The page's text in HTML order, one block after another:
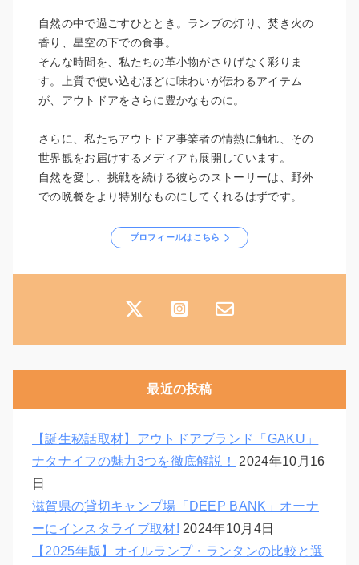
自然の中で過ごすひととき。ランプの灯り、焚き火の
香り、星空の下での食事。
そんな時間を、私たちの革小物がさりげなく彩りま
す。上質で使い込むほどに味わいが伝わるアイテム
が、アウトドアをさらに豊かなものに。
さらに、私たちアウトドア事業者の情熱に触れ、その
世界観をお届けするメディアも展開しています。
自然を愛し、挑戦を続ける彼らのストーリーは、野外
での晩餐をより特別なものにしてくれるはずです。
プロフィールはこちら
最近の投稿
【誕生秘話取材】アウトドアブランド「GAKU」
ナタナイフの魅力3つを徹底解説！
2024年10月16
日
滋賀県の貸切キャンプ場「DEEP BANK」オーナ
ーにインスタライブ取材! 2024年10月4日
【2025年版】オイルランプ・ランタンの比較と選